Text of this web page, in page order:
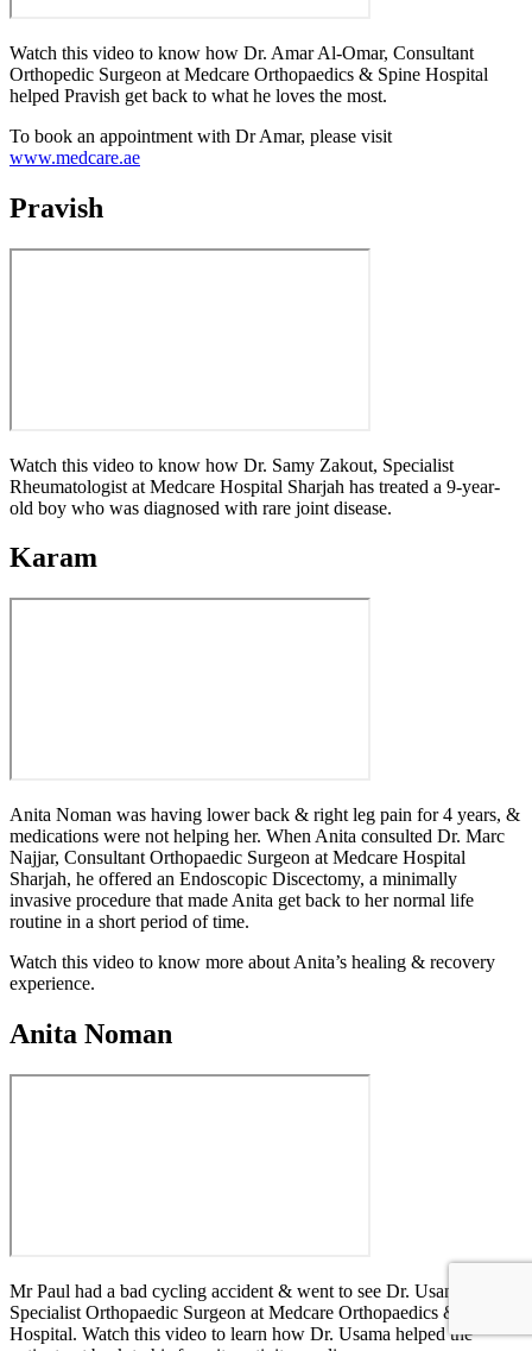
Watch this video to know how Dr. Amar Al-Omar, Consultant
Orthopedic Surgeon at Medcare Orthopaedics & Spine Hospital
helped Pravish get back to what he loves the most.
To book an appointment with Dr Amar, please visit
www.medcare.ae
Pravish
Watch this video to know how Dr. Samy Zakout, Specialist
Rheumatologist at Medcare Hospital Sharjah has treated a 9-year-
old boy who was diagnosed with rare joint disease.
Karam
Anita Noman was having lower back & right leg pain for 4 years, &
medications were not helping her. When Anita consulted Dr. Marc
Najjar, Consultant Orthopaedic Surgeon at Medcare Hospital
Sharjah, he offered an Endoscopic Discectomy, a minimally
invasive procedure that made Anita get back to her normal life
routine in a short period of time.
Watch this video to know more about Anita’s healing & recovery
experience.
Anita Noman
Mr Paul had a bad cycling accident & went to see Dr. Usama Saleh,
Specialist Orthopaedic Surgeon at Medcare Orthopaedics & Spine
Hospital. Watch this video to learn how Dr. Usama helped the